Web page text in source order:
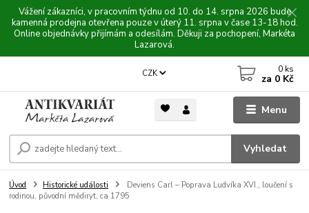
Vážení zákazníci, v pracovním týdnu od 10. do 14. srpna 2026 bude
kamenná prodejna otevřena pouze v úterý 11. srpna v čase 13-18 hod.
Online objednávky přijímám a odesílám. Děkuji za pochopení, Markéta
Lazarová.
Menu
CZK
Vyhledat
0 ks
za 0 Kč
Úvod Historické události
Deviens Carl – Poprava Ludvíka XVI., loučení s
rodinou, původní mědiryt, ca 1795